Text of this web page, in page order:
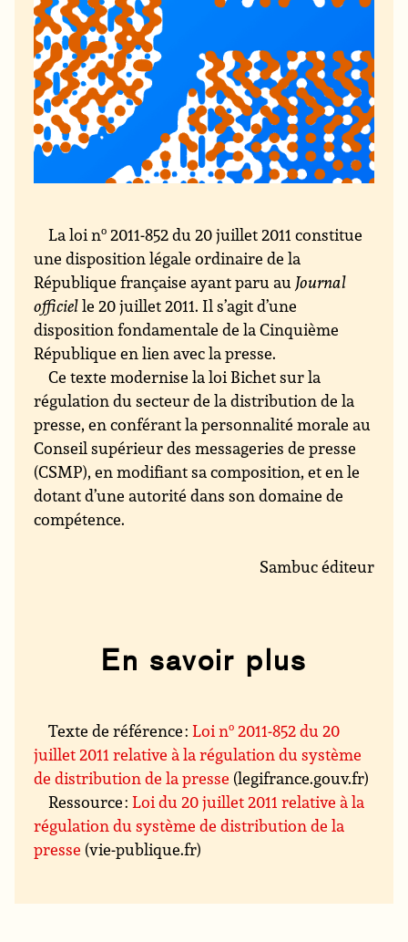
La loi no 2011-852 du 20 juillet 2011 constitue
une disposition légale ordinaire de la
République française ayant paru au Journal
officielle 20 juillet 2011. Il s’agit d’une
disposition fondamentale de la Cinquième
République en lien avec la presse.
Ce texte modernise la loi Bichet sur la
régulation du secteur de la distribution de la
presse, en conférant la personnalité morale au
Conseil supérieur des messageries de presse
(CSMP), en modifiant sa composition, et en le
dotant d’une autorité dans son domaine de
compétence.
Sambuc éditeur
En savoir plus
Texte de référence :Loi no 2011-852 du 20
juillet 2011 relative à la régulation du système
de distribution de la presse (legifrance.gouv.fr)
Ressource :Loi du 20 juillet 2011 relative à la
régulation du système de distribution de la
presse (vie-publique.fr)